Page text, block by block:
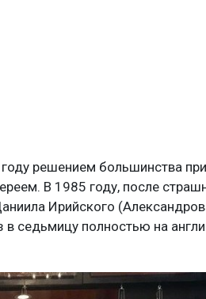
решением большинства
В 1985 году, после
Ирийского
седьмицу полностью на